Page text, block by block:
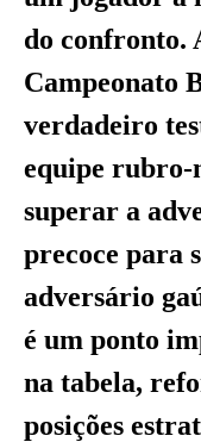
do confronto.
Campeonato
verdadeiro
equipe rubro-
superar a
precoce para
adversário
é um ponto
na tabela,
posições